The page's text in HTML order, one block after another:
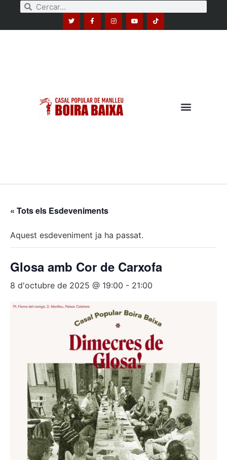
« Tots els Esdeveniments
Aquest esdeveniment ja ha passat.
Glosa amb Cor de Carxofa
8 d'octubre de 2025 @ 19:00 - 21:00